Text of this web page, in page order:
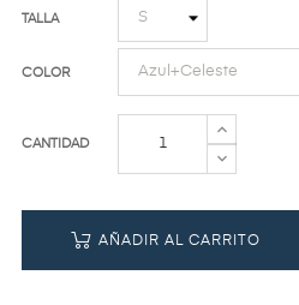
TALLA
COLOR
CANTIDAD
AÑADIR AL CARRITO